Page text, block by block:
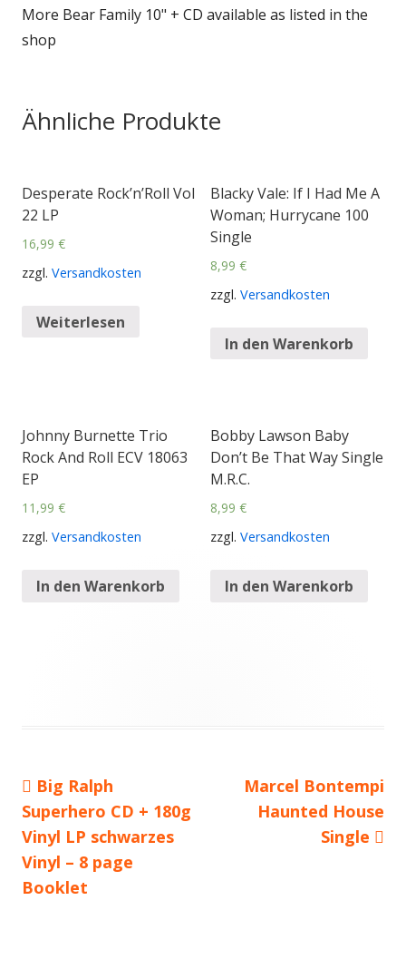
More Bear Family 10" + CD available as listed in the
shop
Ähnliche Produkte
Desperate Rock’n’Roll Vol
22 LP
16,99 €
zzgl. Versandkosten
Weiterlesen
Blacky Vale: If I Had Me A
Woman; Hurrycane 100
Single
8,99 €
zzgl. Versandkosten
In den Warenkorb
Johnny Burnette Trio
Rock And Roll ECV 18063
EP
11,99 €
zzgl. Versandkosten
In den Warenkorb
Bobby Lawson Baby
Don’t Be That Way Single
M.R.C.
8,99 €
zzgl. Versandkosten
In den Warenkorb
Beitragsnavigation
Vorheriger
Beitrag:
Big Ralph
Superhero CD + 180g
Vinyl LP schwarzes
Vinyl – 8 page
Booklet
Nächster
Beitrag
Marcel Bontempi
Haunted House
Single